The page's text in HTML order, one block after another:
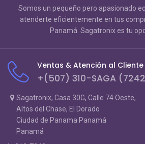
Somos un pequeño pero apasionado
atenderte eficientemente en tus
Panamá. Sagatronix es tu
Ventas & Atención al Cliente
+(507) 310-SAGA
Sagatronix, Casa 30G, Calle 74 Oeste,
Altos del Chase, El Dorado
Ciudad de Panama Panamá
Panamá